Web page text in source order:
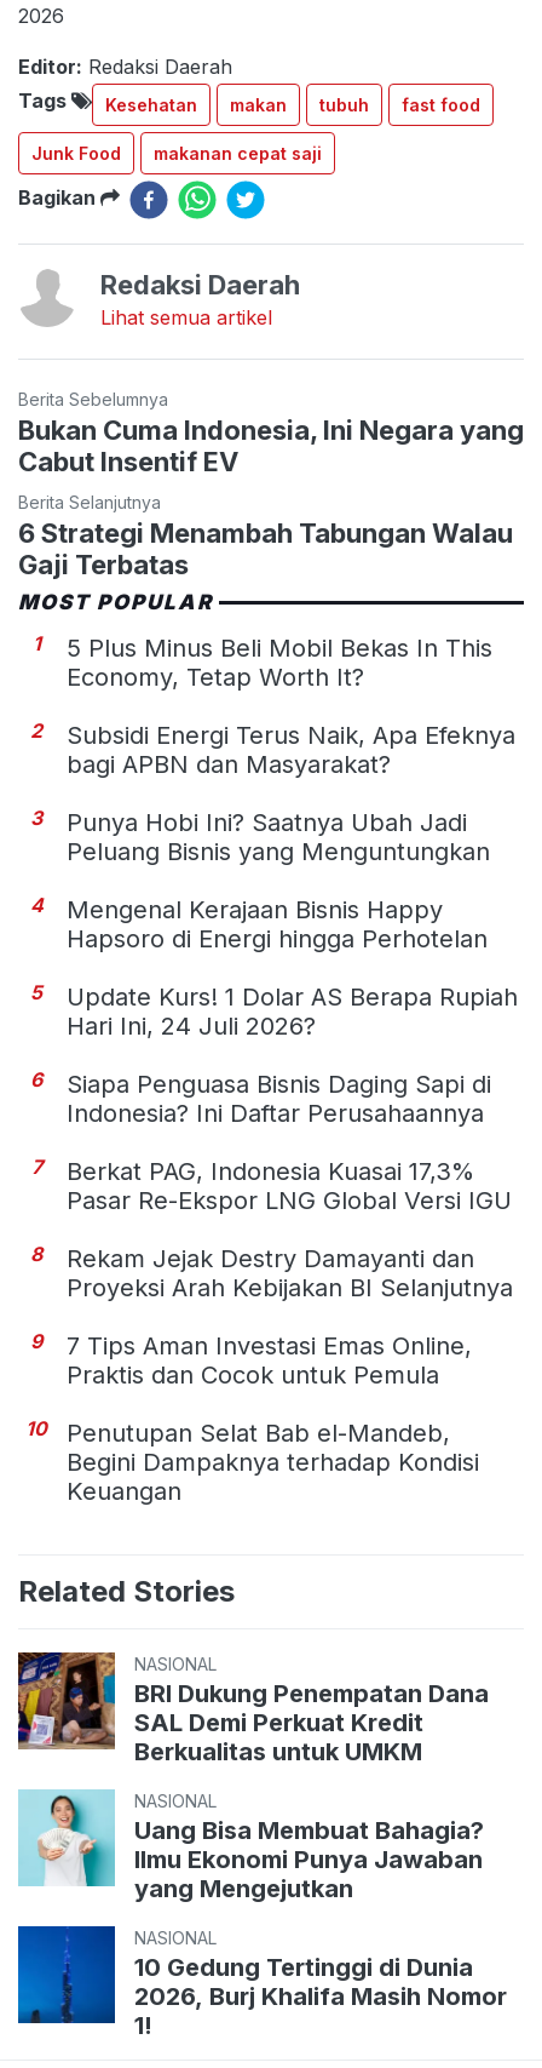
2026
Editor: Redaksi Daerah
Tags
Kesehatan makan tubuh fast food
Junk Food makanan cepat saji
Bagikan
Redaksi Daerah
Lihat semua artikel
Berita Sebelumnya
Bukan Cuma Indonesia, Ini Negara yang
Cabut Insentif EV
Berita Selanjutnya
6 Strategi Menambah Tabungan Walau
Gaji Terbatas
MOST POPULAR
1
5 Plus Minus Beli Mobil Bekas In This
Economy, Tetap Worth It?
2
Subsidi Energi Terus Naik, Apa Efeknya
bagi APBN dan Masyarakat?
3
Punya Hobi Ini? Saatnya Ubah Jadi
Peluang Bisnis yang Menguntungkan
4
Mengenal Kerajaan Bisnis Happy
Hapsoro di Energi hingga Perhotelan
5
Update Kurs! 1 Dolar AS Berapa Rupiah
Hari Ini, 24 Juli 2026?
6
Siapa Penguasa Bisnis Daging Sapi di
Indonesia? Ini Daftar Perusahaannya
7
Berkat PAG, Indonesia Kuasai 17,3%
Pasar Re-Ekspor LNG Global Versi IGU
8
Rekam Jejak Destry Damayanti dan
Proyeksi Arah Kebijakan BI Selanjutnya
9
7 Tips Aman Investasi Emas Online,
Praktis dan Cocok untuk Pemula
10
Penutupan Selat Bab el-Mandeb,
Begini Dampaknya terhadap Kondisi
Keuangan
Related Stories
NASIONAL
BRI Dukung Penempatan Dana
SAL Demi Perkuat Kredit
Berkualitas untuk UMKM
NASIONAL
Uang Bisa Membuat Bahagia?
Ilmu Ekonomi Punya Jawaban
yang Mengejutkan
NASIONAL
10 Gedung Tertinggi di Dunia
2026, Burj Khalifa Masih Nomor
1!